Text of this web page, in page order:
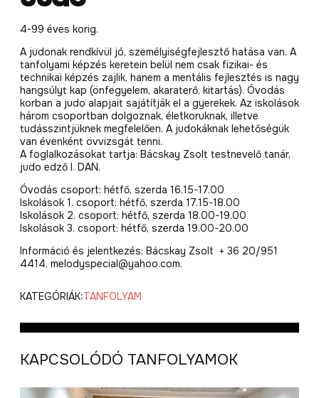
4-99 éves korig.
A judonak rendkívül jó, személyiségfejlesztő hatása van. A
tanfolyami képzés keretein belül nem csak fizikai- és
technikai képzés zajlik, hanem a mentális fejlesztés is nagy
hangsúlyt kap (önfegyelem, akaraterő, kitartás). Óvodás
korban a judo alapjait sajátítják el a gyerekek. Az iskolások
három csoportban dolgoznak, életkoruknak, illetve
tudásszintjüknek megfelelően. A judokáknak lehetőségük
van évenként övvizsgát tenni.
A foglalkozásokat tartja: Bácskay Zsolt testnevelő tanár,
judo edző I. DAN.
Óvodás csoport: hétfő, szerda 16.15-17.00
Iskolások 1. csoport: hétfő, szerda 17.15-18.00
Iskolások 2. csoport: hétfő, szerda 18.00-19.00
Iskolások 3. csoport: hétfő, szerda 19.00-20.00
Információ és jelentkezés: Bácskay Zsolt + 36 20/951
4414, melodyspecial@yahoo.com.
KATEGÓRIÁK:TANFOLYAM
KAPCSOLÓDÓ TANFOLYAMOK